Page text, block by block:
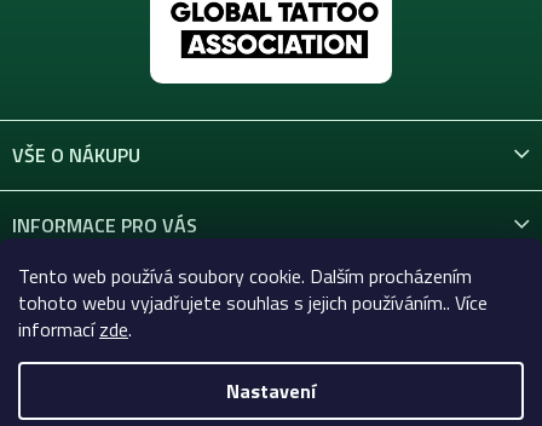
Tento web používá soubory cookie. Dalším procházením
tohoto webu vyjadřujete souhlas s jejich používáním.. Více
informacízde.
Nastavení
VŠE O NÁKUPU
INFORMACE PRO VÁS
KONTAKT